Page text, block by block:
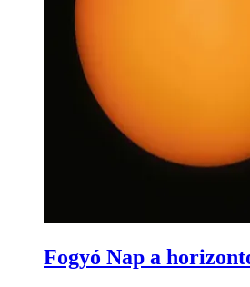
Fogyó Nap a